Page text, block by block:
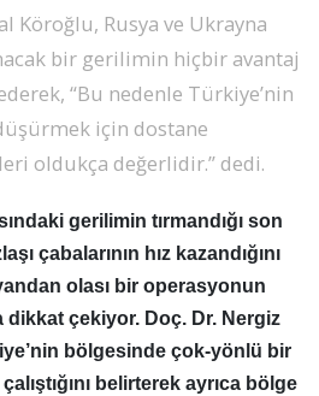
Köroğlu, Rusya ve Ukrayna
bir gerilimin hiçbir avantaj
“Bu nedenle Türkiye’nin
için dostane
oldukça değerlidir.” dedi.
gerilimin tırmandığı son
çabalarının hız kazandığını
olası bir operasyonun
dikkat çekiyor. Doç. Dr. Nergiz
bölgesinde çok-yönlü bir
belirterek ayrıca bölge